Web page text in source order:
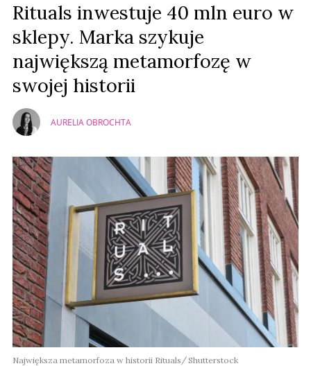
Rituals inwestuje 40 mln euro w
sklepy. Marka szykuje
największą metamorfozę w
swojej historii
AURELIA OBROCHTA
Największa metamorfoza w historii Rituals Shutterstock